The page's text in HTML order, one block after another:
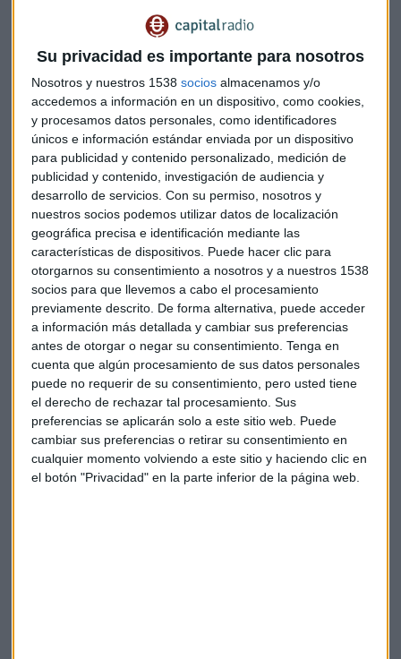
Su privacidad es importante para nosotros
Nosotros y nuestros 1538 socios almacenamos y/o
accedemos a información en un dispositivo, como cookies,
y procesamos datos personales, como identificadores
únicos e información estándar enviada por un dispositivo
para publicidad y contenido personalizado, medición de
publicidad y contenido, investigación de audiencia y
desarrollo de servicios. Con su permiso, nosotros y
nuestros socios podemos utilizar datos de localización
geográfica precisa e identificación mediante las
características de dispositivos. Puede hacer clic para
otorgarnos su consentimiento a nosotros y a nuestros 1538
socios para que llevemos a cabo el procesamiento
previamente descrito. De forma alternativa, puede acceder
a información más detallada y cambiar sus preferencias
antes de otorgar o negar su consentimiento. Tenga en
cuenta que algún procesamiento de sus datos personales
puede no requerir de su consentimiento, pero usted tiene
el derecho de rechazar tal procesamiento. Sus
preferencias se aplicarán solo a este sitio web. Puede
cambiar sus preferencias o retirar su consentimiento en
cualquier momento volviendo a este sitio y haciendo clic en
el botón "Privacidad" en la parte inferior de la página web.
La cita clave de la automoción con Faconauto: ¿Podrás
cambiar tu coche este año?
Iberdrola vende así a la alemana la totalidad de la
participación en la compañía, representativa de un 8,07%
de su capital social. El precio de la transacción asciende
1.099,5 millones de euros,equivalente a 20 euros por
acción. Una operación que se consuma hoy.
Todavía no se conoce el alcance de esta desinversión para la
compañía que preside Ignacio Sánchez Galán. La firma dice
que se informará más adelante. Se va a recoger en los
estados financieros consolidados del grupo español del
ejercicio 2020.
Según los datos presentados por la eléctrica española a 31
de diciembre de 2018, la participación de la eléctrica en
Gamesa se sitúa en 571 millones de euros. Como el precio ha
rozado los 1.100 millones, las plusvalías podrían ser de
más de 500 millones.
La batalla había llegado a los
tribunales